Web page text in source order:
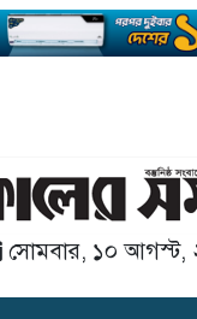
সোমবার, ১০ আগস্ট,